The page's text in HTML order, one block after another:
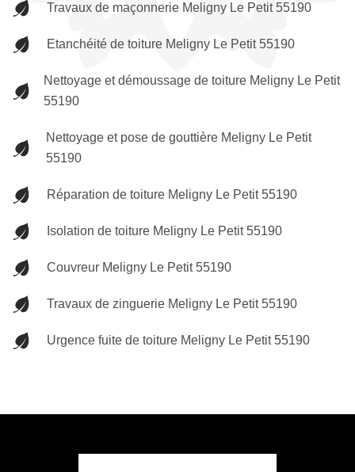
Travaux de maçonnerie Meligny Le Petit 55190
Etanchéité de toiture Meligny Le Petit 55190
Nettoyage et démoussage de toiture Meligny Le Petit
55190
Nettoyage et pose de gouttière Meligny Le Petit
55190
Réparation de toiture Meligny Le Petit 55190
Isolation de toiture Meligny Le Petit 55190
Couvreur Meligny Le Petit 55190
Travaux de zinguerie Meligny Le Petit 55190
Urgence fuite de toiture Meligny Le Petit 55190